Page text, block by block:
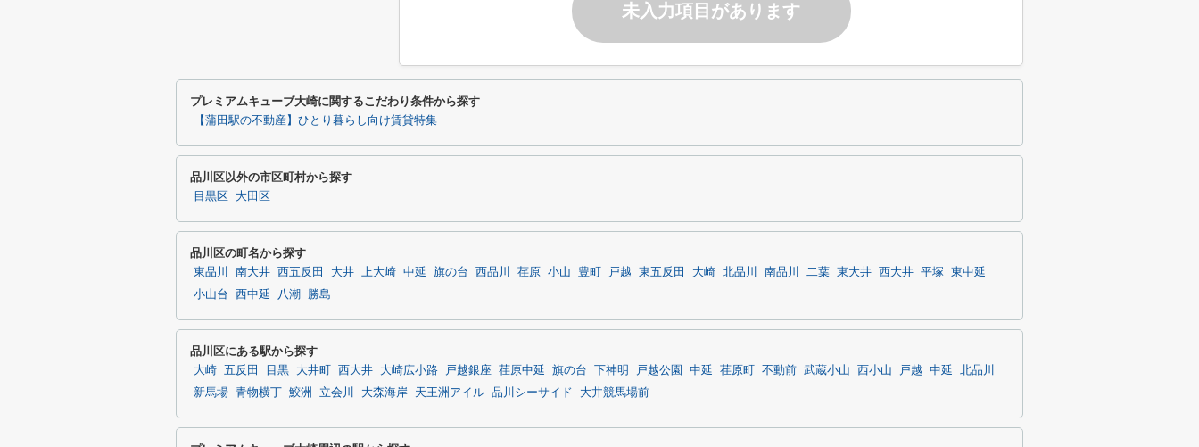
未入力項目があります
プレミアムキューブ大崎に関するこだわり条件から探す
【蒲田駅の不動産】ひとり暮らし向け賃貸特集
品川区以外の市区町村から探す
目黒区 大田区
品川区の町名から探す
東品川 南大井 西五反田 大井 上大崎 中延 旗の台 西品川 荏原 小山 豊町 戸越 東五反田 大崎 北品川 南品川 二葉 東大井 西大井 平塚 東中延
小山台
西中延 八潮 勝島
品川区にある駅から探す
大崎 五反田 目黒 大井町 西大井 大崎広小路 戸越銀座 荏原中延 旗の台 下神明 戸越公園 中延 荏原町 不動前 武蔵小山 西小山 戸越 中延
北品川
新馬場 青物横丁 鮫洲 立会川 大森海岸 天王洲アイル 品川シーサイド 大井競馬場前